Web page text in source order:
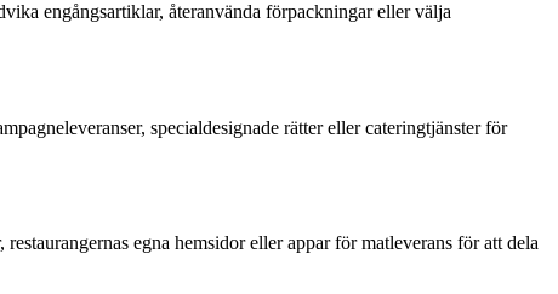
engångsartiklar, återanvända förpackningar eller välja
specialdesignade rätter eller cateringtjänster för
egna hemsidor eller appar för matleverans för att dela